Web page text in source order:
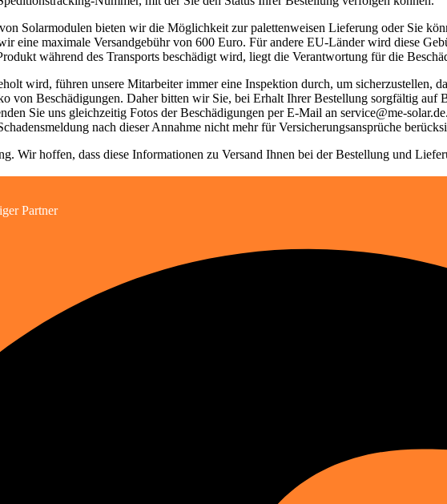
Solarmodulen bieten wir die Möglichkeit zur palettenweisen Lieferung oder Sie
eine maximale Versandgebühr von 600 Euro. Für andere EU-Länder wird diese
während des Transports beschädigt wird, liegt die Verantwortung für die
wird, führen unsere Mitarbeiter immer eine Inspektion durch, um sicherzustellen,
von Beschädigungen. Daher bitten wir Sie, bei Erhalt Ihrer Bestellung sorgfältig auf
Sie uns gleichzeitig Fotos der Beschädigungen per E-Mail an service@me-
nach dieser Annahme nicht mehr für Versicherungsansprüche
Wir hoffen, dass diese Informationen zu Versand Ihnen bei der Bestellung und
Partner